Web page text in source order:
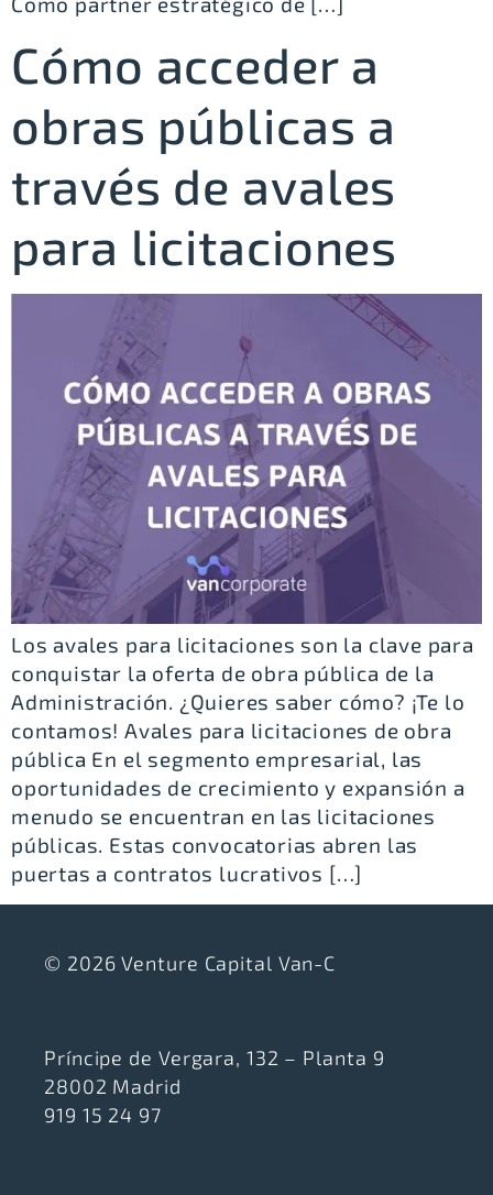
Cómo acceder a
obras públicas a
través de avales
para licitaciones
Los avales para licitaciones son la clave para
conquistar la oferta de obra pública de la
Administración. ¿Quieres saber cómo? ¡Te lo
contamos! Avales para licitaciones de obra
pública En el segmento empresarial, las
oportunidades de crecimiento y expansión a
menudo se encuentran en las licitaciones
públicas. Estas convocatorias abren las
puertas a contratos lucrativos […]
© 2026 Venture Capital Van-C
Príncipe de Vergara, 132 – Planta 9
28002 Madrid
919 15 24 97